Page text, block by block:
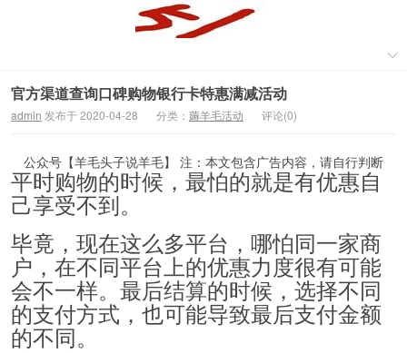
官方渠道查询口碑购物银行卡特惠满减活动
admin 发布于 2020-04-28 分类： 薅羊毛活动 评论(0)
公众号【羊毛头子说羊毛】 注：本文包含广告内容，请自行判断
平时购物的时候，最怕的就是有优惠自
己享受不到。
毕竟，现在这么多平台，哪怕同一家商
户，在不同平台上的优惠力度很有可能
会不一样。最后结算的时候，选择不同
的支付方式，也可能导致最后支付金额
的不同。